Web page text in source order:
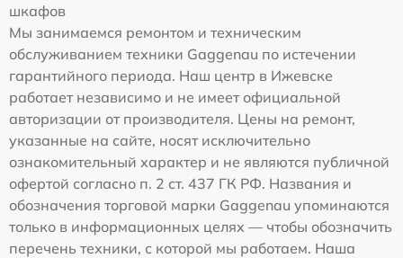
шкафов
Мы занимаемся ремонтом и техническим
обслуживанием техники Gaggenau по истечении
гарантийного периода. Наш центр в Ижевске
работает независимо и не имеет официальной
авторизации от производителя. Цены на ремонт,
указанные на сайте, носят исключительно
ознакомительный характер и не являются публичной
офертой согласно п. 2 ст. 437 ГК РФ. Названия и
обозначения торговой марки Gaggenau упоминаются
только в информационных целях — чтобы обозначить
перечень техники, с которой мы работаем. Наша